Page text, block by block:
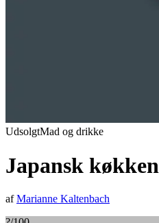
UdsolgtMad og drikke
Japansk køkken
afMarianne Kaltenbach